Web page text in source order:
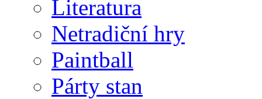
Literatura
Netradiční hry
Paintball
Párty stan